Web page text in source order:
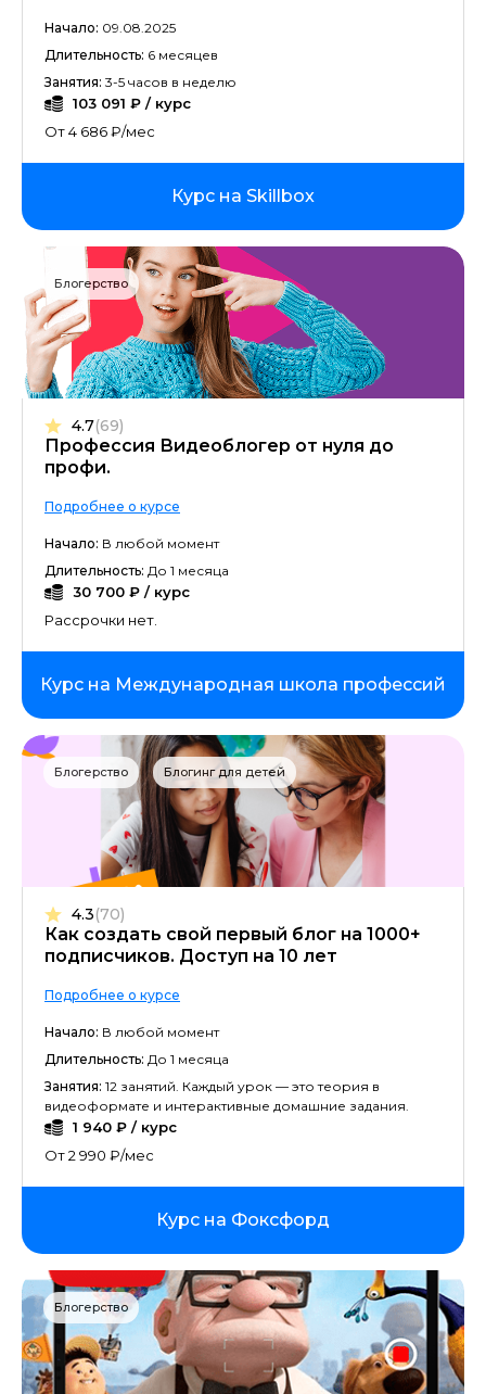
Начало: 09.08.2025
Длительность: 6 месяцев
Занятия: 3-5 часов в неделю
103 091 ₽ / курс
От 4 686 ₽/мес
Курс на Skillbox
Блогерство
Профессия Видеоблогер от нуля до
профи.
4.7(69)
Подробнее о курсе
Начало: В любой момент
Длительность: До 1 месяца
30 700 ₽ / курс
Рассрочки нет.
Курс на Международная школа профессий
Блогерство Блогинг для детей
Как создать свой первый блог на 1000+
подписчиков. Доступ на 10 лет
4.3(70)
Подробнее о курсе
Начало: В любой момент
Длительность: До 1 месяца
Занятия: 12 занятий. Каждый урок — это теория в
видеоформате и интерактивные домашние задания.
1 940 ₽ / курс
От 2 990 ₽/мес
Курс на Фоксфорд
Блогерство